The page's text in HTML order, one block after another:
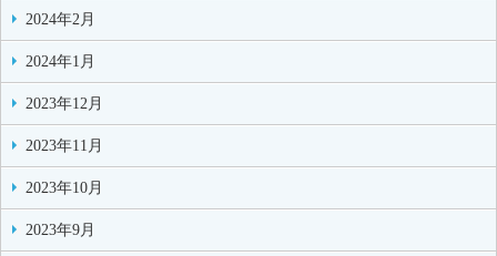
2024年2月
2024年1月
2023年12月
2023年11月
2023年10月
2023年9月